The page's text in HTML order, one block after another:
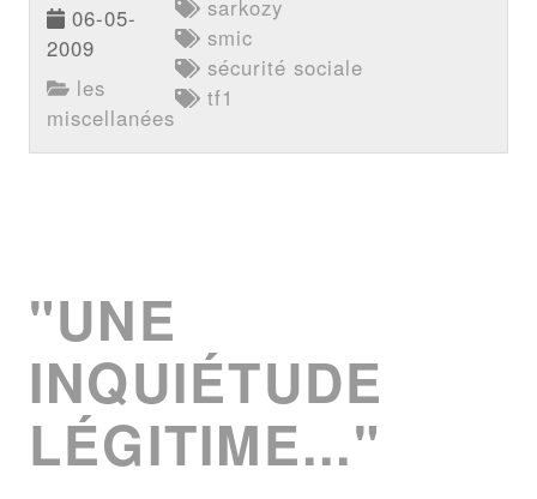
06-05-
2009
les
miscellanées
sarkozy
smic
sécurité sociale
tf1
"UNE
INQUIÉTUDE
LÉGITIME..."